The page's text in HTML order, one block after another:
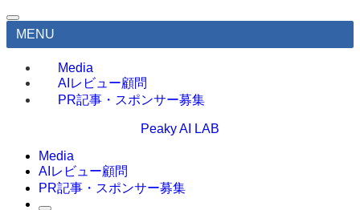
MENU
Media
AIレビュー顧問
PR記事・スポンサー募集
Peaky AI LAB
Media
AIレビュー顧問
PR記事・スポンサー募集